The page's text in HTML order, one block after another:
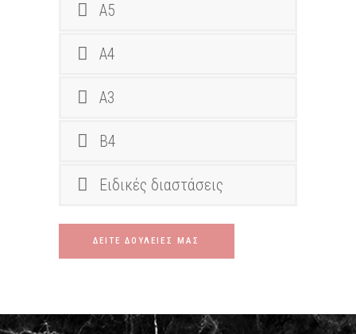
Α5
Α4
Α3
Β4
Ειδικές διαστάσεις
ΔΕΙΤΕ ΔΟΥΛΕΙΕΣ ΜΑΣ